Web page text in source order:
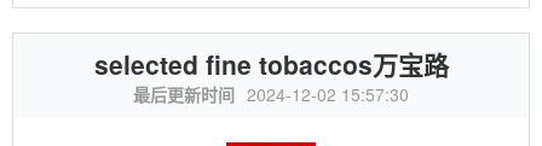
selected fine tobaccos万宝路
最后更新时间 2024-12-02 15:57:30